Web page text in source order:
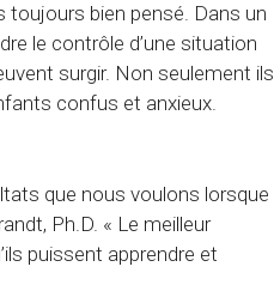
toujours bien pensé. Dans un
le contrôle d’une situation
surgir. Non seulement ils
confus et anxieux.
que nous voulons lorsque
Ph.D. « Le meilleur
puissent apprendre et